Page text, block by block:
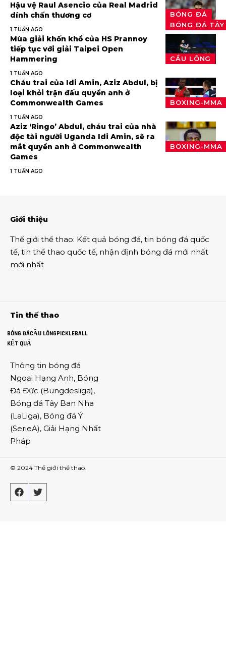
BÓNG ĐÁ
BÓNG ĐÁ
Hậu vệ Raul Asencio của Real Madrid
dính chấn thương cơ
1 TUẦN AGO
CẦU LÔNG
Mùa giải khốn khổ của HS Prannoy
tiếp tục với giải Taipei Open
Hammering
1 TUẦN AGO
BOXING-MMA
Cháu trai của Idi Amin, Aziz Abdul, bị
loại khỏi trận đấu quyền anh ở
Commonwealth Games
1 TUẦN AGO
BOXING-MMA
Aziz ‘Ringo’ Abdul, cháu trai của nhà
độc tài người Uganda Idi Amin, sẽ ra
mắt quyền anh ở Commonwealth
Games
1 TUẦN AGO
Giới thiệu
Thế giới thể thao: Kết quả bóng đá, tin bóng đá quốc
tế, tin thể thao quốc tế, nhận định bóng đá mới nhất
mới nhất
Tin thế thao
BÓNG ĐÁCẦU LÔNGPICKLEBALL
KẾT QUẢ
Thông tin bóng đá
Ngoại Hạng Anh, Bóng
Đá Đức (Bungdesliga),
Bóng đá Tây Ban Nha
(LaLiga), Bóng đá Ý
(SerieA), Giải Hạng Nhất
Pháp
© 2024 Thế giới thể thao.